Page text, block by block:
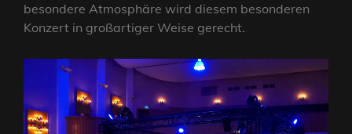
besondere Atmosphäre wird diesem besonderen
Konzert in großartiger Weise gerecht.